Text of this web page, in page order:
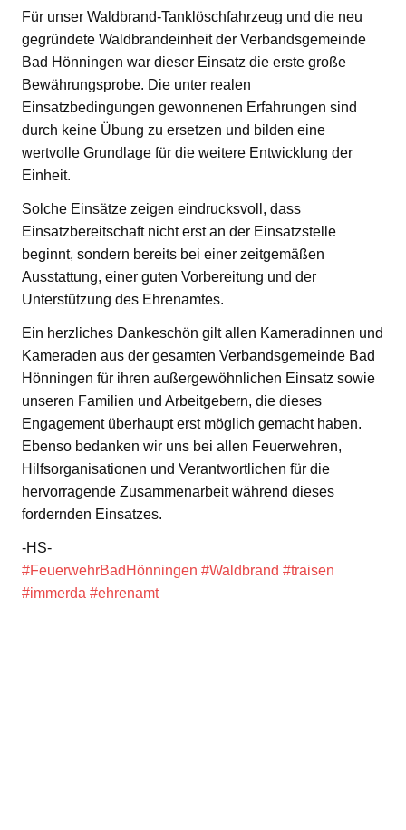
Für unser Waldbrand-Tanklöschfahrzeug und die neu
gegründete Waldbrandeinheit der Verbandsgemeinde
Bad Hönningen war dieser Einsatz die erste große
Bewährungsprobe. Die unter realen
Einsatzbedingungen gewonnenen Erfahrungen sind
durch keine Übung zu ersetzen und bilden eine
wertvolle Grundlage für die weitere Entwicklung der
Einheit.
Solche Einsätze zeigen eindrucksvoll, dass
Einsatzbereitschaft nicht erst an der Einsatzstelle
beginnt, sondern bereits bei einer zeitgemäßen
Ausstattung, einer guten Vorbereitung und der
Unterstützung des Ehrenamtes.
Ein herzliches Dankeschön gilt allen Kameradinnen und
Kameraden aus der gesamten Verbandsgemeinde Bad
Hönningen für ihren außergewöhnlichen Einsatz sowie
unseren Familien und Arbeitgebern, die dieses
Engagement überhaupt erst möglich gemacht haben.
Ebenso bedanken wir uns bei allen Feuerwehren,
Hilfsorganisationen und Verantwortlichen für die
hervorragende Zusammenarbeit während dieses
fordernden Einsatzes.
-HS-
#FeuerwehrBadHönningen #Waldbrand #traisen
#immerda #ehrenamt